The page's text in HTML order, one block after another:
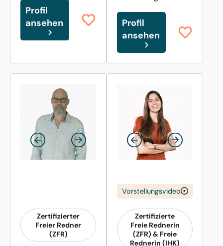
Profil
ansehen
Profil
ansehen
Zertifizierter
Freier Redner
(ZFR)
Vorstellungsvideo
Zertifizierte
Freie Rednerin
(ZFR) & Freie
Rednerin (IHK)